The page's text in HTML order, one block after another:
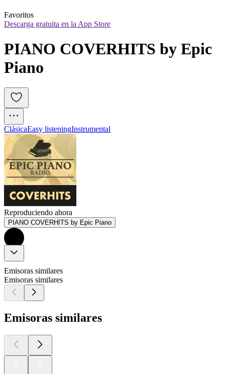
Favoritos
Descarga gratuita en la App Store
PIANO COVERHITS by Epic
Piano
ClásicaEasy listeningInstrumental
Reproduciendo ahora
PIANO COVERHITS by Epic Piano
Emisoras similares
Emisoras similares
Emisoras similares